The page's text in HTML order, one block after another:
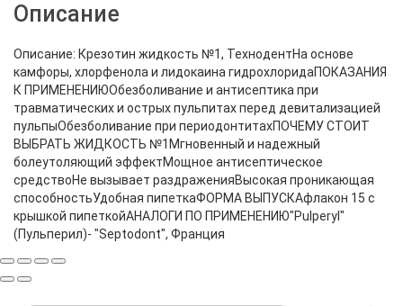
Описание
Описание: Крезотин жидкость №1, ТехнодентНа основе
камфоры, хлорфенола и лидокаина гидрохлоридаПОКАЗАНИЯ
К ПРИМЕНЕНИЮОбезболивание и антисептика при
травматических и острых пульпитах перед девитализацией
пульпыОбезболивание при периодонтитахПОЧЕМУ СТОИТ
ВЫБРАТЬ ЖИДКОСТЬ №1Мгновенный и надежный
болеутоляющий эффектМощное антисептическое
средствоНе вызывает раздраженияВысокая проникающая
способностьУдобная пипеткаФОРМА ВЫПУСКАфлакон 15 с
крышкой пипеткойАНАЛОГИ ПО ПРИМЕНЕНИЮ"Pulperyl"
(Пульперил)- "Septodont", Франция